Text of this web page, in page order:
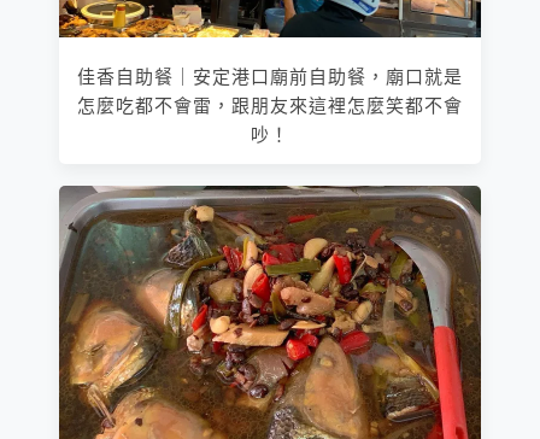
佳香自助餐｜安定港口廟前自助餐，廟口就是
怎麼吃都不會雷，跟朋友來這裡怎麼笑都不會
吵！